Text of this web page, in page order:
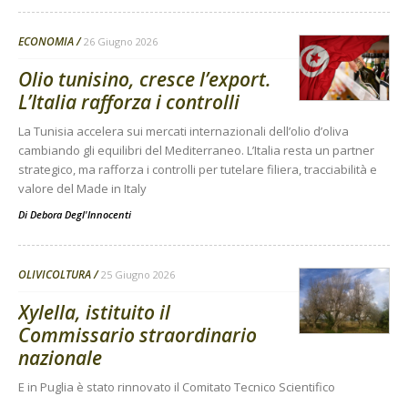
ECONOMIA 26 Giugno 2026
Olio tunisino, cresce l’export.
L’Italia rafforza i controlli
La Tunisia accelera sui mercati internazionali dell’olio d’oliva
cambiando gli equilibri del Mediterraneo. L’Italia resta un partner
strategico, ma rafforza i controlli per tutelare filiera, tracciabilità e
valore del Made in Italy
Di Debora Degl'Innocenti
OLIVICOLTURA 25 Giugno 2026
Xylella, istituito il
Commissario straordinario
nazionale
E in Puglia è stato rinnovato il Comitato Tecnico Scientifico